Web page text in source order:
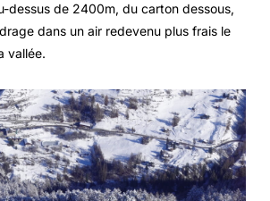
dessus de 2400m, du carton dessous,
dans un air redevenu plus frais le
vallée.